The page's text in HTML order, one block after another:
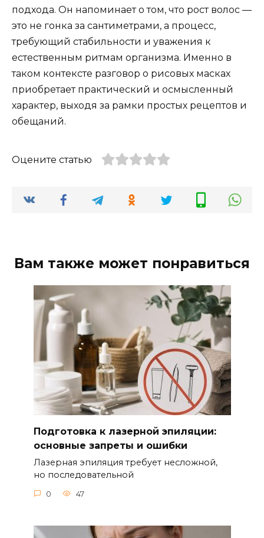
подхода. Он напоминает о том, что рост волос —
это не гонка за сантиметрами, а процесс,
требующий стабильности и уважения к
естественным ритмам организма. Именно в
таком контексте разговор о рисовых масках
приобретает практический и осмысленный
характер, выходя за рамки простых рецептов и
обещаний.
Оцените статью
Вам также может понравиться
Подготовка к лазерной эпиляции:
основные запреты и ошибки
Лазерная эпиляция требует несложной,
но последовательной
0 47